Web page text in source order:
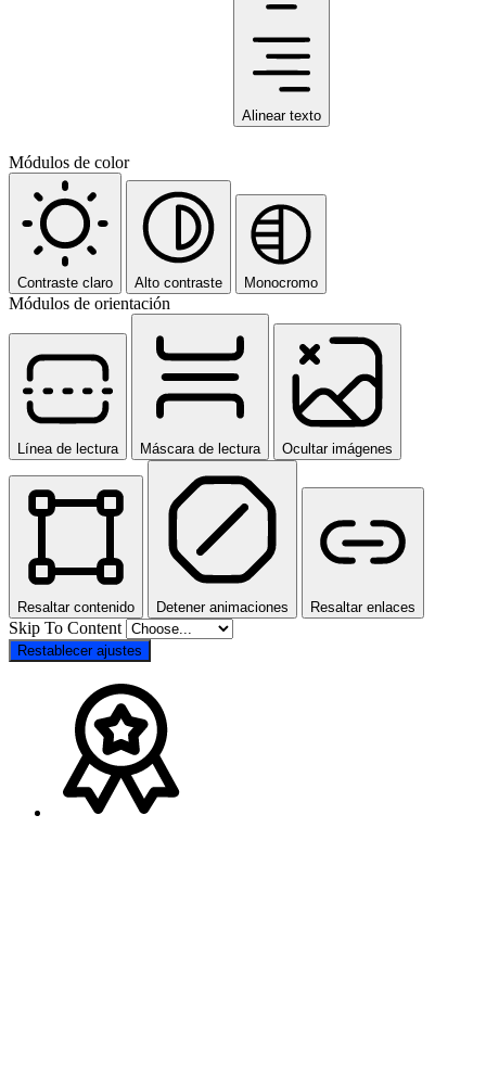
Alinear texto
Módulos de color
Contraste claro Alto contraste Monocromo
Módulos de orientación
Línea de lectura Máscara de lectura Ocultar imágenes
Resaltar contenido Detener animaciones Resaltar enlaces
Skip To Content
Restablecer ajustes